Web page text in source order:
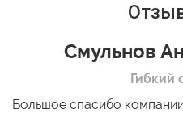
Смульнов
Гибкий
Большое спасибо